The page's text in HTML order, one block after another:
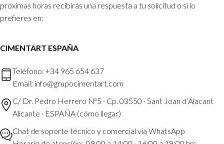
próximas horas recibirás una respuesta a tu solicitud o si lo
prefieres en:
CIMENTART ESPAÑA
Teléfono: +34 965 654 637
Email: info@grupocimentart.com
C/ Dr. Pedro Herrero Nº5 · Cp. 03550 · Sant Joan d’Alacant
Alicante · ESPAÑA (cómo llegar)
Chat de soporte técnico y comercial vía WhatsApp